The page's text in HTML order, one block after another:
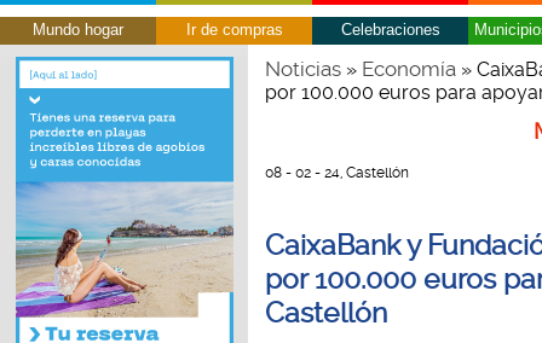
Mundo hogar Ir de compras Celebraciones
Noticias» Economía»
por 100.000 euros para
08 - 02 - 24, Castellón
CaixaBank y
por 100.000 euros
Castellón